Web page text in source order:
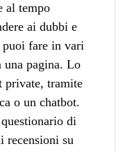
al tempo
ai dubbi e
fare in vari
una pagina. Lo
private, tramite
o un chatbot.
di
recensioni su